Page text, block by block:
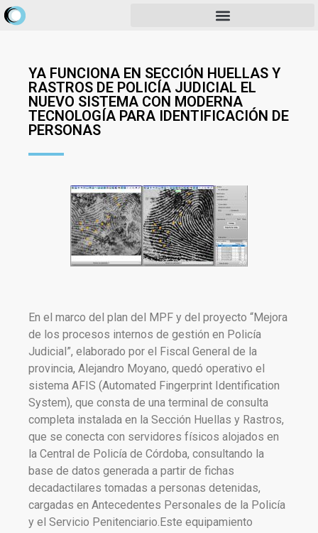
YA FUNCIONA EN SECCIÓN HUELLAS Y
RASTROS DE POLICÍA JUDICIAL EL
NUEVO SISTEMA CON MODERNA
TECNOLOGÍA PARA IDENTIFICACIÓN DE
PERSONAS
En el marco del plan del MPF y del proyecto “Mejora
de los procesos internos de gestión en Policía
Judicial”, elaborado por el Fiscal General de la
provincia, Alejandro Moyano, quedó operativo el
sistema AFIS (Automated Fingerprint Identification
System), que consta de una terminal de consulta
completa instalada en la Sección Huellas y Rastros,
que se conecta con servidores físicos alojados en
la Central de Policía de Córdoba, consultando la
base de datos generada a partir de fichas
decadactilares tomadas a personas detenidas,
cargadas en Antecedentes Personales de la Policía
y el Servicio Penitenciario.Este equipamiento